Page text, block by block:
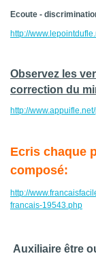
Ecoute -
http://
Observez les
correction du
http://
Ecris chaque
composé:
http://
francais-19543.php
Auxiliaire être